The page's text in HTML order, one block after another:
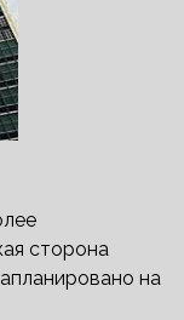
сторона
на